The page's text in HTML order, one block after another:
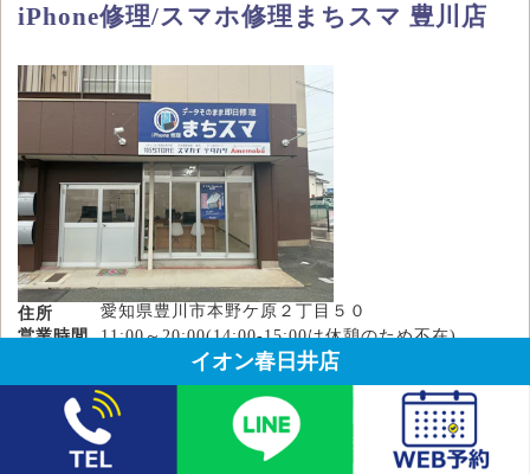
iPhone修理/スマホ修理まちスマ 豊川店
住所
愛知県豊川市本野ケ原２丁目５０
営業時間
11:00～20:00(14:00-15:00は休憩のため不在)
近い地域
豊川市・蒲郡市・豊橋市・西尾市・湖西市・浜松市
修理料金 電話で相談・予約 LINEで相談・予約
イオン春日井店